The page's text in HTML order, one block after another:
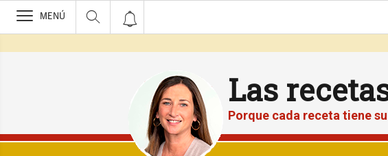
>
MENÚ
Las
Porque cada receta tiene